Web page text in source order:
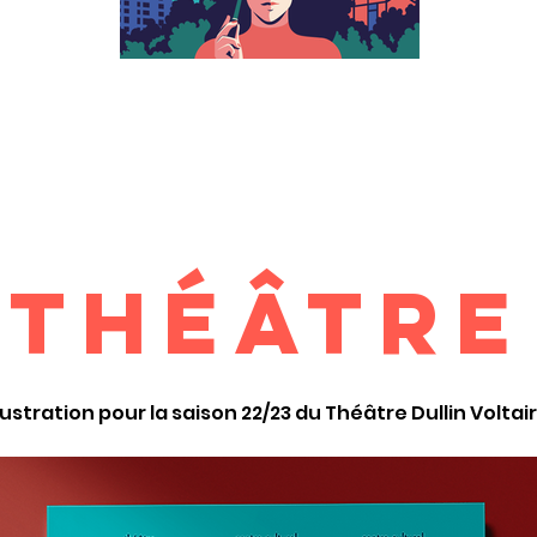
Théâtre
pour la saison 22/23 du Théâtre Dullin